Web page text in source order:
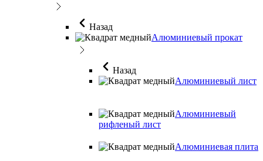
Назад
Алюминиевый прокат
Назад
Алюминиевый лист
Алюминиевый
рифленый лист
Алюминиевая плита